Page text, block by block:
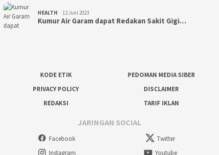
HEALTH 12 Juni 2023
Kumur Air Garam dapat Redakan Sakit Gigi…
KODE ETIK
PEDOMAN MEDIA SIBER
PRIVACY POLICY
DISCLAIMER
REDAKSI
TARIF IKLAN
JARINGAN SOCIAL
Facebook
Twitter
Instagram
Youtube